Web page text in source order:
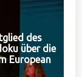
des
über die
European